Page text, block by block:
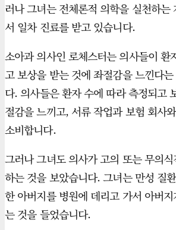
러나 그녀는 전체론적 의학을 실천하는
서 일차 진료를 받고 있습니다.
소아과 의사인 로체스터는 의사들이 환
고 보상을 받는 것에 좌절감을 느낀다
다. 의사들은 환자 수에 따라 측정되고
절감을 느끼고, 서류 작업과 보험 회사
소비합니다.
그러나 그녀도 의사가 고의 또는 무의
하는 것을 보았습니다. 그녀는 만성 질
한 아버지를 병원에 데리고 가서 아버
는 것을 들었습니다.